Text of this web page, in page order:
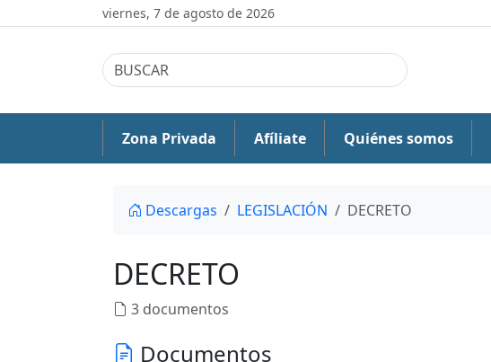
viernes, 7 de agosto de 2026
Zona Privada Afíliate Quiénes somos
Descargas LEGISLACIÓN DECRETO
DECRETO
3 documentos
Documentos